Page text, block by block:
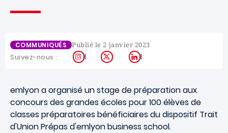
COMMUNIQUÉS Publié le 2 janvier 2023
Suivez-nous : Instagram
X LinkedIn
emlyon a organisé un stage de préparation aux
concours des grandes écoles pour 100 élèves de
classes préparatoires bénéficiaires du dispositif Trait
d'Union Prépas d'emlyon business school.